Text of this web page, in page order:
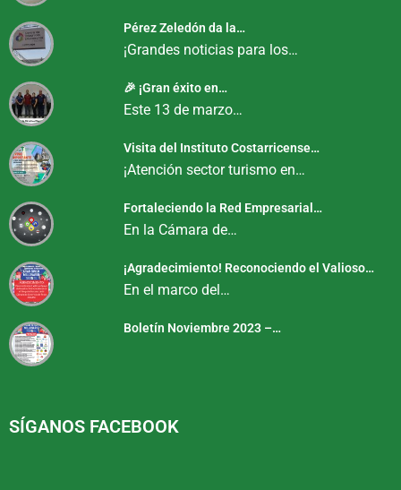
Pérez Zeledón da la…
¡Grandes noticias para los…
🎉 ¡Gran éxito en…
Este 13 de marzo…
Visita del Instituto Costarricense…
¡Atención sector turismo en…
Fortaleciendo la Red Empresarial…
En la Cámara de…
¡Agradecimiento! Reconociendo el Valioso…
En el marco del…
Boletín Noviembre 2023 –…
SÍGANOS FACEBOOK